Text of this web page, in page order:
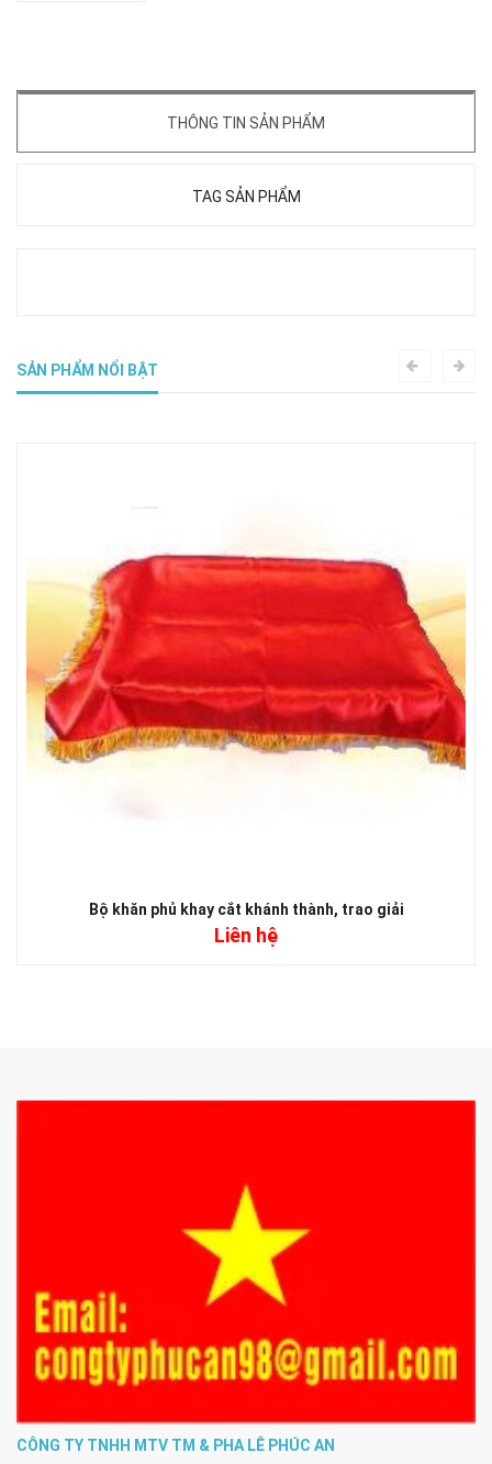
THÔNG TIN SẢN PHẨM
TAG SẢN PHẨM
SẢN PHẨM NỔI BẬT
Bộ khăn phủ khay cắt khánh thành, trao giải
Liên hệ
CÔNG TY TNHH MTV TM & PHA LÊ PHÚC AN